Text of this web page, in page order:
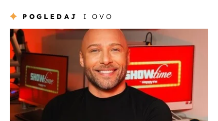
POGLEDAJ I OVO